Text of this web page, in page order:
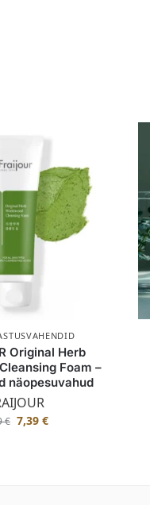
Original Herb
Foam –
näopesuvahud
€ 7,39 €